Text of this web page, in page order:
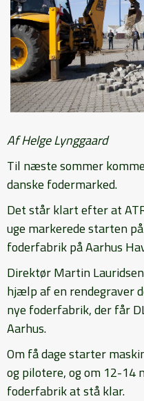
Af Helge Lynggaard
Til næste sommer
danske fodermarked.
Det står klart efter at
uge markerede starten
foderfabrik på Aarhus
Direktør Martin
hjælp af en rendegraver
nye foderfabrik, der får
Aarhus.
Om få dage starter
og pilotere, og om 12-14
foderfabrik at stå klar.